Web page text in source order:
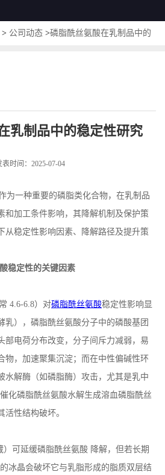
> 公司动态 >磷脂酰丝氨酸在乳制品中的
乳制品中的稳定性研究
表时间：2025-07-04
为一种重要的磷脂类化合物，在乳制品
和加工条件影响，其降解机制及保护策
从稳定性影响因素、降解路径及提升策
稳定性的关键因素
4.6-6.8）对磷脂酰丝氨酸稳定性影响显
乳），磷脂酰丝氨酸分子中的磷酸基团
部电荷分布改变，分子间斥力减弱，易
物，加速聚集沉淀；而在中性偏碱性环
水解酶（如磷脂酶）攻击，尤其是乳中
催化磷脂酰丝氨酸水解生成溶血磷脂酰丝
性结构破坏。
可延缓磷脂酰丝氨酸 降解，但若长期
冰晶会破坏它与乳脂形成的脂质双层结